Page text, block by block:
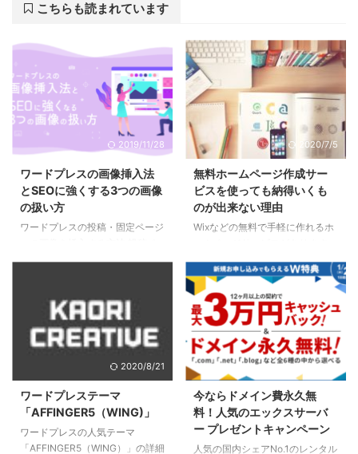
こちらも読まれています
2019/11/28
ワードプレスの画像挿入法
とSEOに強くする3つの画像
の扱い方
ワードプレスの投稿・固定ページ
ージも固定ページも入れ方は同じ
入したい箇所にカーソルを当て、
記事編集画面の左上の「メディア
を追加ボタンをクリックします。
グ&ドロップ。 すると画像がアッ
プロードされて読み込まれます。
パソコンからファイルを選択して
アップロードする場合は、画面上
にある「メディアライブラリ」
「ファイルをアップロード」のタ
2020/7/5
無料ホームページ作成サー
ビスを使っても納得いくも
のが出来ない理由
Wixなどの無料で手軽に作れるホ
ね。 美しい写真とレイアウトで
プロの作ったデザインテンプレー
トが揃っています。 そちらに情
報を入れれば何となく体裁が整っ
ちゃう便利もの。 しかも無料！
広告が入ることや、有料プランへ
のしつこいお誘い表示を気にしな
いんなら、 それでさっと作っち
ゃったほうがいいかとしれません
し、 これで十分なものもあるで
しょう。 ただ、既存の完成度の
高いデザインテンプレートを使っ
ても、 それが逆に素人臭さを強
2020/8/21
ワードプレステーマ
「AFFINGER5（WING)」
ワードプレスの人気テーマ
「AFFINGER5（WING）」の詳細
2021/1/20
今ならドメイン費永久無
料！人気のエックスサーバ
ー プレゼントキャンペーン
人気の国内シェアNo.1のレンタル